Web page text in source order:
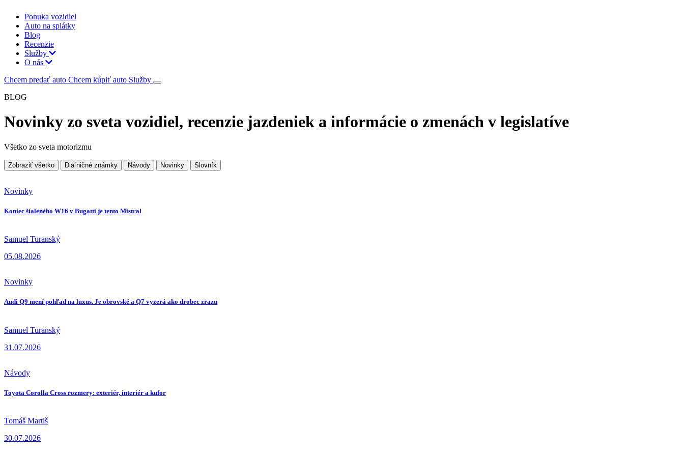
Ponuka vozidiel
Auto na splátky
Blog
Recenzie
Služby
O nás
Chcem predať auto Chcem kúpiť auto Služby
BLOG
Novinky zo sveta vozidiel, recenzie jazdeniek a informácie o zmenách v legislatíve
Všetko zo sveta motorizmu
Zobraziť všetko Diaľničné známky Návody Novinky Slovník
Novinky
Koniec šialeného W16 v Bugatti je tento Mistral
Samuel Turanský
05.08.2026
Novinky
Audi Q9 mení pohľad na luxus. Je obrovské a Q7 vyzerá ako drobec zrazu
Samuel Turanský
31.07.2026
Návody
Toyota Corolla Cross rozmery: exteriér, interiér a kufor
Tomáš Martiš
30.07.2026